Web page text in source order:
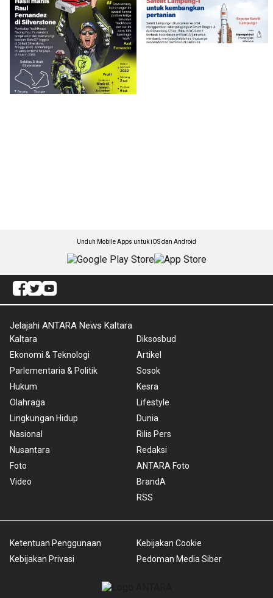
Unduh Mobile Apps untuk iOS dan Android
Jelajahi ANTARA News Kaltara
Kaltara
Ekonomi & Teknologi
Parlementaria & Politik
Hukum
Olahraga
Lingkungan Hidup
Nasional
Nusantara
Foto
Video
Diksosbud
Artikel
Sosok
Kesra
Lifestyle
Dunia
Rilis Pers
Redaksi
ANTARA Foto
BrandA
RSS
Ketentuan Penggunaan
Kebijakan Privasi
Kebijakan Cookie
Pedoman Media Siber